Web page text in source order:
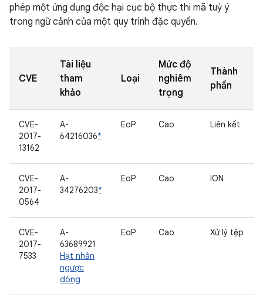
phép một ứng dụng độc hại cục bộ thực thi mã tuỳ ý
trong ngữ cảnh của một quy trình đặc quyền.
CVE
Tài liệu
tham
khảo
Loại
Mức độ
nghiêm
trọng
Thành
phần
CVE-
2017-
13162
A-
64216036*
EoP Cao Liên kết
CVE-
2017-
0564
A-
34276203*
EoP Cao ION
CVE-
2017-
7533
A-
63689921
Hạt nhân
ngược
dòng
EoP Cao Xử lý tệp